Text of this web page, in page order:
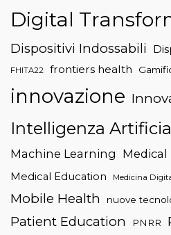
Digital
Dispositivi Indossabili
FHITA22 frontiers health
innovazione
Intelligenza
Machine Learning Medical
Medical Education Medicina
Mobile Health
nuove
Patient Education PNRR